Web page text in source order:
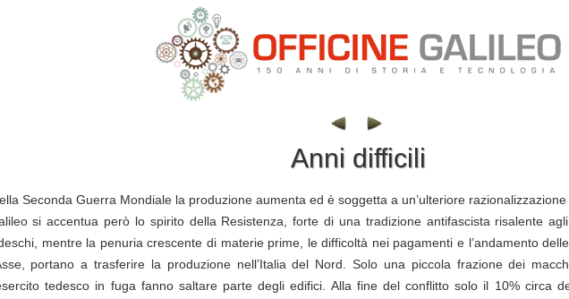
Anni difficili
Seconda Guerra Mondiale la produzione aumenta ed è soggetta a un’ulteriore
si accentua però lo spirito della Resistenza, forte di una tradizione antifascista risalente
mentre la penuria crescente di materie prime, le difficoltà nei pagamenti e l’andamento
portano a trasferire la produzione nell’Italia del Nord. Solo una piccola frazione dei
tedesco in fuga fanno saltare parte degli edifici. Alla fine del conflitto solo il 10% circa